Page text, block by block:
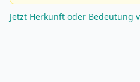
Jetzt Herkunft oder Bedeutung